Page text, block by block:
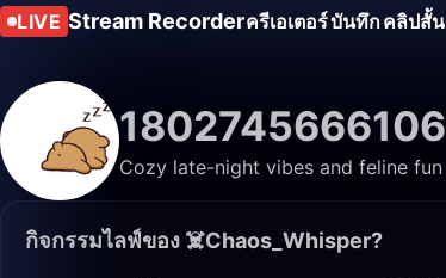
LIVE Stream Recorderครีเอเตอร์บันทึกคลิปสั้น
Cozy late-night vibes and feline
กิจกรรมไลฟ์ของ ☠️Chaos_Whisper?